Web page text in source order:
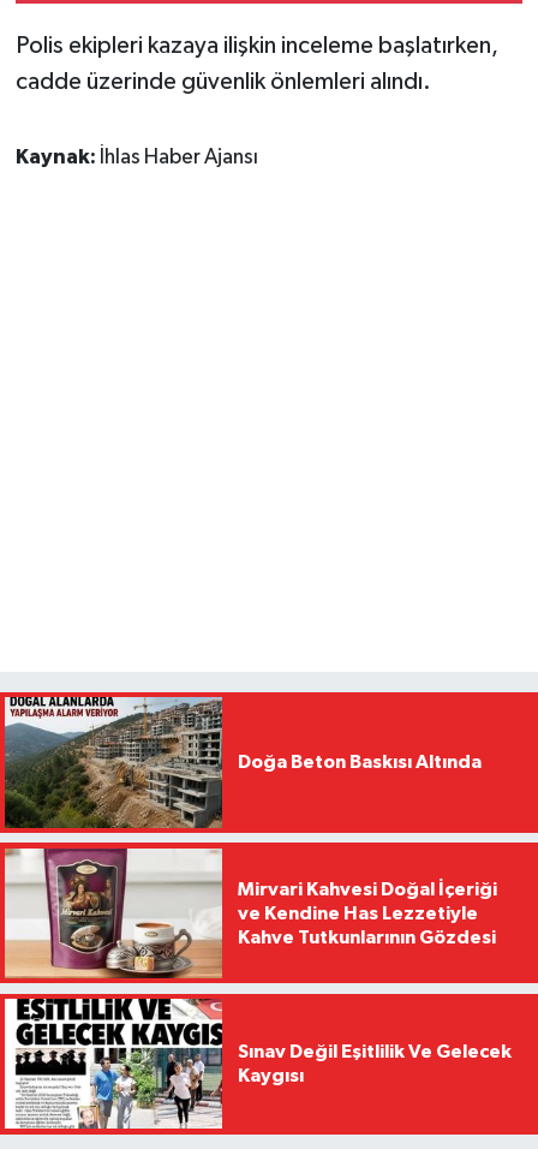
Polis ekipleri kazaya ilişkin inceleme başlatırken,
cadde üzerinde güvenlik önlemleri alındı.
Kaynak: İhlas Haber Ajansı
Doğa Beton Baskısı Altında
Mirvari Kahvesi Doğal İçeriği
ve Kendine Has Lezzetiyle
Kahve Tutkunlarının Gözdesi
Sınav Değil Eşitlilik Ve Gelecek
Kaygısı